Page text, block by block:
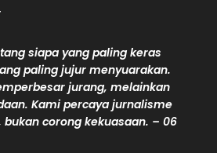
siapa yang paling keras
paling jujur menyuarakan.
jurang, melainkan
Kami percaya jurnalisme
corong kekuasaan. – 06